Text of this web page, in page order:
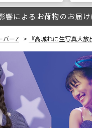
響によるお荷物のお届け
バーZ > 『高城れに生写真大